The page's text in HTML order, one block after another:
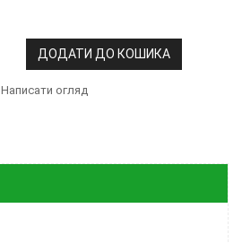
ДОДАТИ ДО КОШИКА
Написати огляд